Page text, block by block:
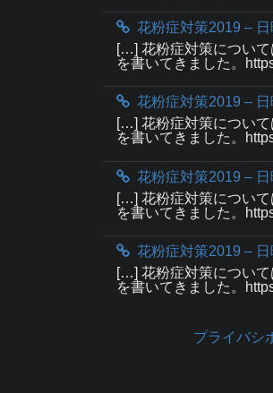
花粉症対策2019 –
[…] 花粉症対策につい
を書いてきました。
花粉症対策2019 –
[…] 花粉症対策につい
を書いてきました。
花粉症対策2019 –
[…] 花粉症対策につい
を書いてきました。
花粉症対策2019 –
[…] 花粉症対策につい
を書いてきました。
プライバシ